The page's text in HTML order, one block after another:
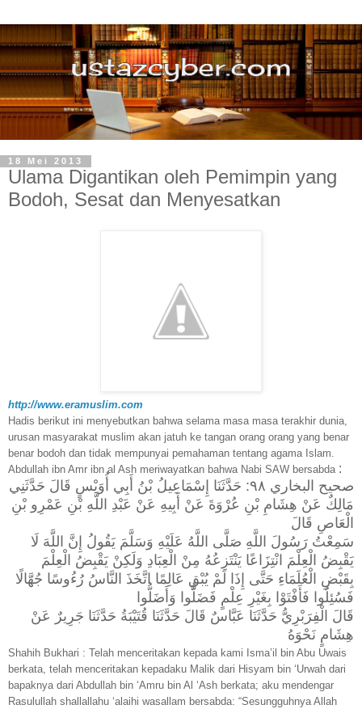
18 Mei 2013
Ulama Digantikan oleh Pemimpin yang
Bodoh, Sesat dan Menyesatkan
http://www.eramuslim.com
Hadis berikut ini menyebutkan bahwa selama masa masa terakhir dunia,
urusan masyarakat muslim akan jatuh ke tangan orang orang yang benar
benar bodoh dan tidak mempunyai pemahaman tentang agama Islam.
Abdullah ibn Amr ibn al Ash meriwayatkan bahwa Nabi SAW bersabda :
صحيح البخاري ٩٨: حَدَّثَنَا إِسْمَاعِيلُ بْنُ أَبِي أُوَيْسٍ قَالَ حَدَّثَنِي
مَالِكٌ عَنْ هِشَامِ بْنِ عُرْوَةَ عَنْ أَبِيهِ عَنْ عَبْدِ اللَّهِ بْنِ عَمْرِو بْنِ
الْعَاصِ قَالَ
سَمِعْتُ رَسُولَ اللَّهِ صَلَّى اللَّهُ عَلَيْهِ وَسَلَّمَ يَقُولُ إِنَّ اللَّهَ لَا
يَقْبِضُ الْعِلْمَ انْتِزَاعًا يَنْتَزِعُهُ مِنْ الْعِبَادِ وَلَكِنْ يَقْبِضُ الْعِلْمَ
بِقَبْضِ الْعُلَمَاءِ حَتَّى إِذَا لَمْ يُبْقِ عَالِمًا اتَّخَذَ النَّاسُ رُءُوسًا جُهَّالًا
فَسُئِلُوا فَأَفْتَوْا بِغَيْرِ عِلْمٍ فَضَلُّوا وَأَضَلُّوا
قَالَ الْفِرَبْرِيُّ حَدَّثَنَا عَبَّاسٌ قَالَ حَدَّثَنَا قُتَيْبَةُ حَدَّثَنَا جَرِيرٌ عَنْ
هِشَامٍ نَحْوَهُ
Shahih Bukhari : Telah menceritakan kepada kami Isma’il bin Abu Uwais
berkata, telah menceritakan kepadaku Malik dari Hisyam bin ‘Urwah dari
bapaknya dari Abdullah bin ‘Amru bin Al ‘Ash berkata; aku mendengar
Rasulullah shallallahu ‘alaihi wasallam bersabda: “Sesungguhnya Allah